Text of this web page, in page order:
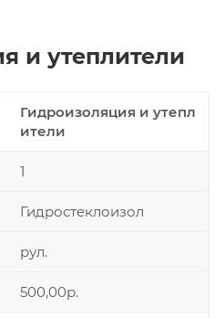
и утеплители
Гидроизоляция и утепл
ители
1
Гидростеклоизол
рул.
500,00р.